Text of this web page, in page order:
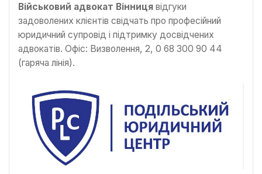
Військовий адвокат Вінниця відгуки
задоволених клієнтів свідчать про професійний
юридичний супровід і підтримку досвідчених
адвокатів. Офіс: Визволення, 2, 0 68 300 90 44
(гаряча лінія).